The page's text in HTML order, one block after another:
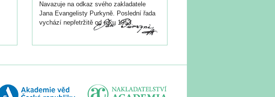
Navazuje na odkaz svého zakladatele
Jana Evangelisty Purkyně. Poslední řada
vychází nepřetržitě od roku 1953.